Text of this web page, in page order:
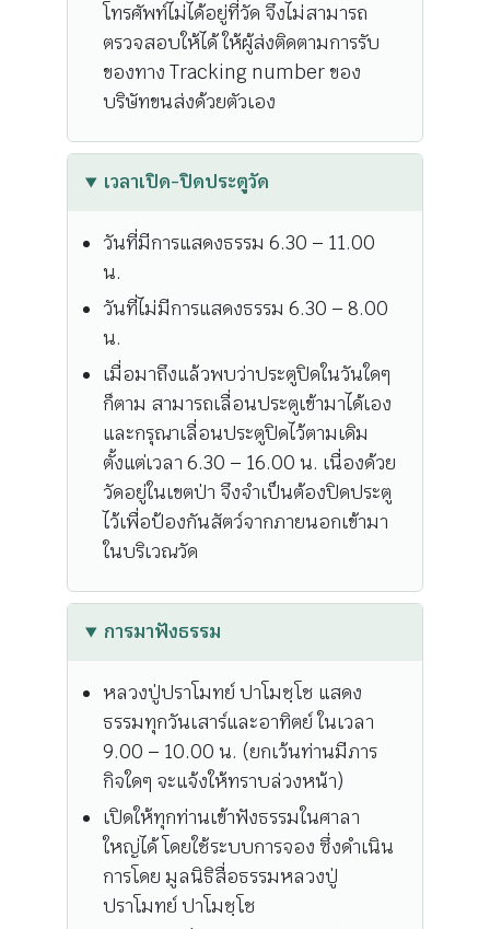
โทรศัพท์ไม่ได้อยู่ที่วัด จึงไม่สามารถ
ตรวจสอบให้ได้ ให้ผู้ส่งติดตามการรับ
ของทาง Tracking number ของ
บริษัทขนส่งด้วยตัวเอง
เวลาเปิด-ปิดประตูวัด
วันที่มีการแสดงธรรม 6.30 – 11.00
น.
วันที่ไม่มีการแสดงธรรม 6.30 – 8.00
น.
เมื่อมาถึงแล้วพบว่าประตูปิดในวันใดๆ
ก็ตาม สามารถเลื่อนประตูเข้ามาได้เอง
และกรุณาเลื่อนประตูปิดไว้ตามเดิม
ตั้งแต่เวลา 6.30 – 16.00 น. เนื่องด้วย
วัดอยู่ในเขตป่า จึงจำเป็นต้องปิดประตู
ไว้เพื่อป้องกันสัตว์จากภายนอกเข้ามา
ในบริเวณวัด
การมาฟังธรรม
หลวงปู่ปราโมทย์ ปาโมชฺโช แสดง
ธรรมทุกวันเสาร์และอาทิตย์ ในเวลา
9.00 – 10.00 น. (ยกเว้นท่านมีภาร
กิจใดๆ จะแจ้งให้ทราบล่วงหน้า)
เปิดให้ทุกท่านเข้าฟังธรรมในศาลา
ใหญ่ได้ โดยใช้ระบบการจอง ซึ่งดำเนิน
การโดย มูลนิธิสื่อธรรมหลวงปู่
ปราโมทย์ ปาโมชฺโช